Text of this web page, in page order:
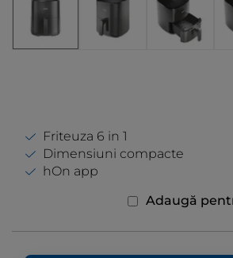
Friteuza 6 in 1
Dimensiuni compacte
hOn app
Adaugă